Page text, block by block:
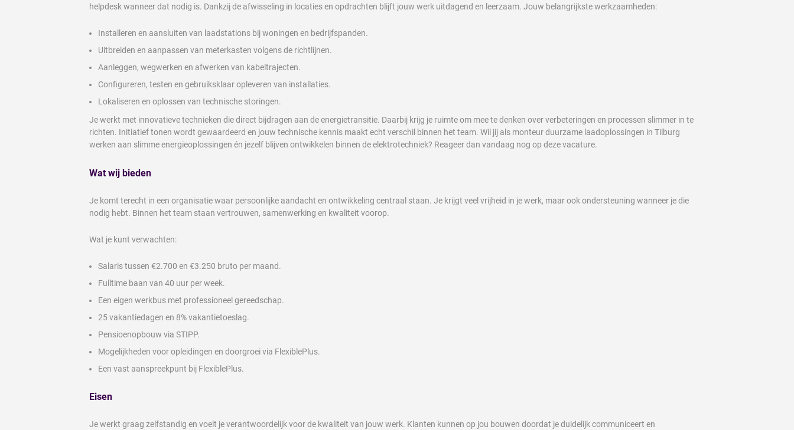
helpdesk wanneer dat nodig is. Dankzij de afwisseling in locaties en opdrachten blijft jouw werk uitdagend en leerzaam. Jouw belangrijkste werkzaamheden:
Installeren en aansluiten van laadstations bij woningen en bedrijfspanden.
Uitbreiden en aanpassen van meterkasten volgens de richtlijnen.
Aanleggen, wegwerken en afwerken van kabeltrajecten.
Configureren, testen en gebruiksklaar opleveren van installaties.
Lokaliseren en oplossen van technische storingen.
Je werkt met innovatieve technieken die direct bijdragen aan de energietransitie. Daarbij krijg je ruimte om mee te denken over verbeteringen en processen slimmer in te
richten. Initiatief tonen wordt gewaardeerd en jouw technische kennis maakt echt verschil binnen het team. Wil jij als monteur duurzame laadoplossingen in Tilburg
werken aan slimme energieoplossingen én jezelf blijven ontwikkelen binnen de elektrotechniek? Reageer dan vandaag nog op deze vacature.
Wat wij bieden
Je komt terecht in een organisatie waar persoonlijke aandacht en ontwikkeling centraal staan. Je krijgt veel vrijheid in je werk, maar ook ondersteuning wanneer je die
nodig hebt. Binnen het team staan vertrouwen, samenwerking en kwaliteit voorop.
Wat je kunt verwachten:
Salaris tussen €2.700 en €3.250 bruto per maand.
Fulltime baan van 40 uur per week.
Een eigen werkbus met professioneel gereedschap.
25 vakantiedagen en 8% vakantietoeslag.
Pensioenopbouw via STIPP.
Mogelijkheden voor opleidingen en doorgroei via FlexiblePlus.
Een vast aanspreekpunt bij FlexiblePlus.
Eisen
Je werkt graag zelfstandig en voelt je verantwoordelijk voor de kwaliteit van jouw werk. Klanten kunnen op jou bouwen doordat je duidelijk communiceert en